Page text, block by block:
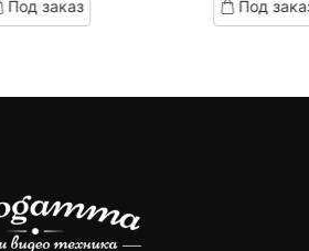
on
customer
Под заказ
on
customer
Под